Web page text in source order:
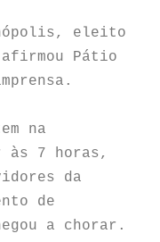
eleito
Pátio
na
7 horas,
da
de
a chorar.